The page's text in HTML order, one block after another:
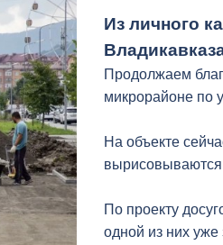
Продолжаются
Основная цель –
состояния.
предмет
культурами.
На ул.
ул. Ардонской,
Из личного
Продолжаем
микрорайоне по
На объекте
По проекту
одной из них уже